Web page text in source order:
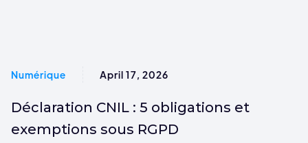
Numérique April 17, 2026
Déclaration CNIL : 5 obligations et
exemptions sous RGPD